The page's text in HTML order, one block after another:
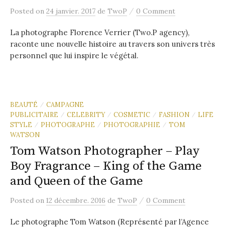
Posted on 24 janvier. 2017 de TwoP / 0 Comment
La photographe Florence Verrier (Two.P agency),
raconte une nouvelle histoire au travers son univers très
personnel que lui inspire le végétal.
BEAUTÉ / CAMPAGNE
PUBLICITAIRE
/ CELEBRITY / COSMETIC / FASHION / LIFE
STYLE
/ PHOTOGRAPHE / PHOTOGRAPHIE / TOM
WATSON
Tom Watson Photographer – Play
Boy Fragrance – King of the Game
and Queen of the Game
Posted on 12 décembre. 2016 de TwoP / 0 Comment
Le photographe Tom Watson (Représenté par l’Agence